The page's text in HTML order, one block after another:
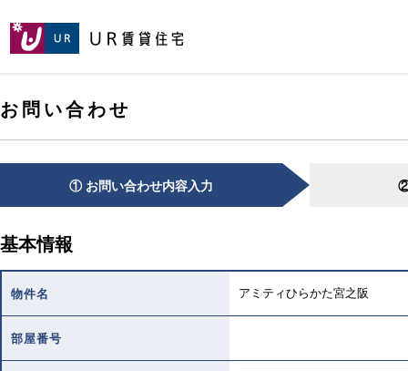
[こ
ヘ
ッ
ダ
お問い合わせ
[こ
か
文
す。]
か
イ
コ
ツ
す。]
① お問い合わせ内容入力 ②
基本情報
物件名 アミティひらかた宮之阪
部屋番号
ペ
先
頭
へ